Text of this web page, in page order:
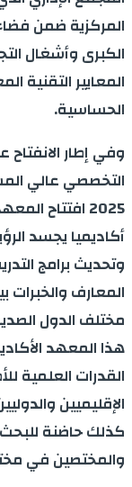
المركزية ضمن
الكبرى وأشغال
المعايير التقنية
الحساسية.
وفي إطار
التخصصي عالي
2025 افتتاح
أكاديميا يجسد
وتحديث برامج
المعارف والخبرات
مختلف الدول
هذا المعهد
القدرات العلمية
الإقليميين
كذلك حاضنة للبحث
والمختصين في